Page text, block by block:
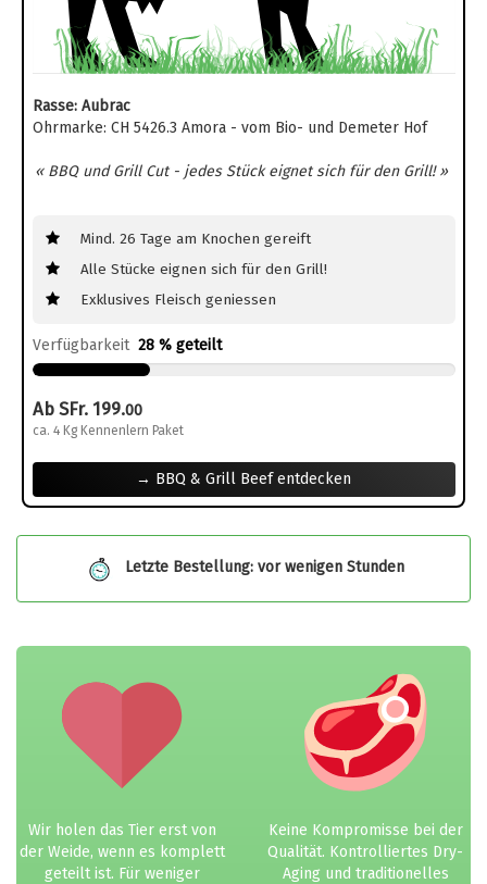
Rasse: Aubrac
Ohrmarke: CH 5426.3 Amora - vom Bio- und Demeter Hof
« BBQ und Grill Cut - jedes Stück eignet sich für den Grill! »
Mind. 26 Tage am Knochen gereift
Alle Stücke eignen sich für den Grill!
Exklusives Fleisch geniessen
Verfügbarkeit 28 % geteilt
Ab SFr. 199.00
ca. 4 Kg Kennenlern Paket
→ BBQ & Grill Beef entdecken
Letzte Bestellung: vor wenigen Stunden
Wir holen das Tier erst von
der Weide, wenn es komplett
geteilt ist. Für weniger
Keine Kompromisse bei der
Qualität. Kontrolliertes Dry-
Aging und traditionelles